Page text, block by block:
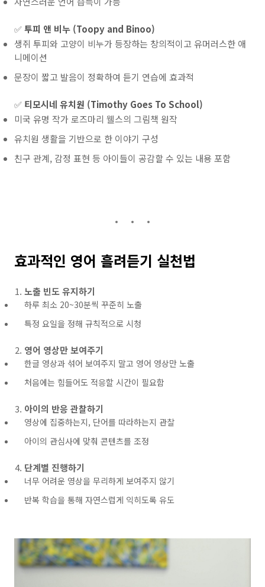
✅투피 앤 비누 (Toopy and Binoo)
생쥐 투피와 고양이 비누가 등장하는 창의적이고 유머러스한 애
니메이션
문장이 짧고 발음이 정확하여 듣기 연습에 효과적
✅ 티모시네 유치원 (Timothy Goes To School)
미국 유명 작가 로즈마리 웰스의 그림책 원작
유치원 생활을 기반으로 한 이야기 구성
친구 관계, 감정 표현 등 아이들이 공감할 수 있는 내용 포함
효과적인 영어 흘려듣기 실천법
노출 빈도 유지하기
하루 최소 20~30분씩 꾸준히 노출
특정 요일을 정해 규칙적으로 시청
영어 영상만 보여주기
한글 영상과 섞어 보여주지 말고 영어 영상만 노출
처음에는 힘들어도 적응할 시간이 필요함
아이의 반응 관찰하기
영상에 집중하는지, 단어를 따라하는지 관찰
아이의 관심사에 맞춰 콘텐츠를 조정
단계별 진행하기
너무 어려운 영상을 무리하게 보여주지 않기
반복 학습을 통해 자연스럽게 익히도록 유도